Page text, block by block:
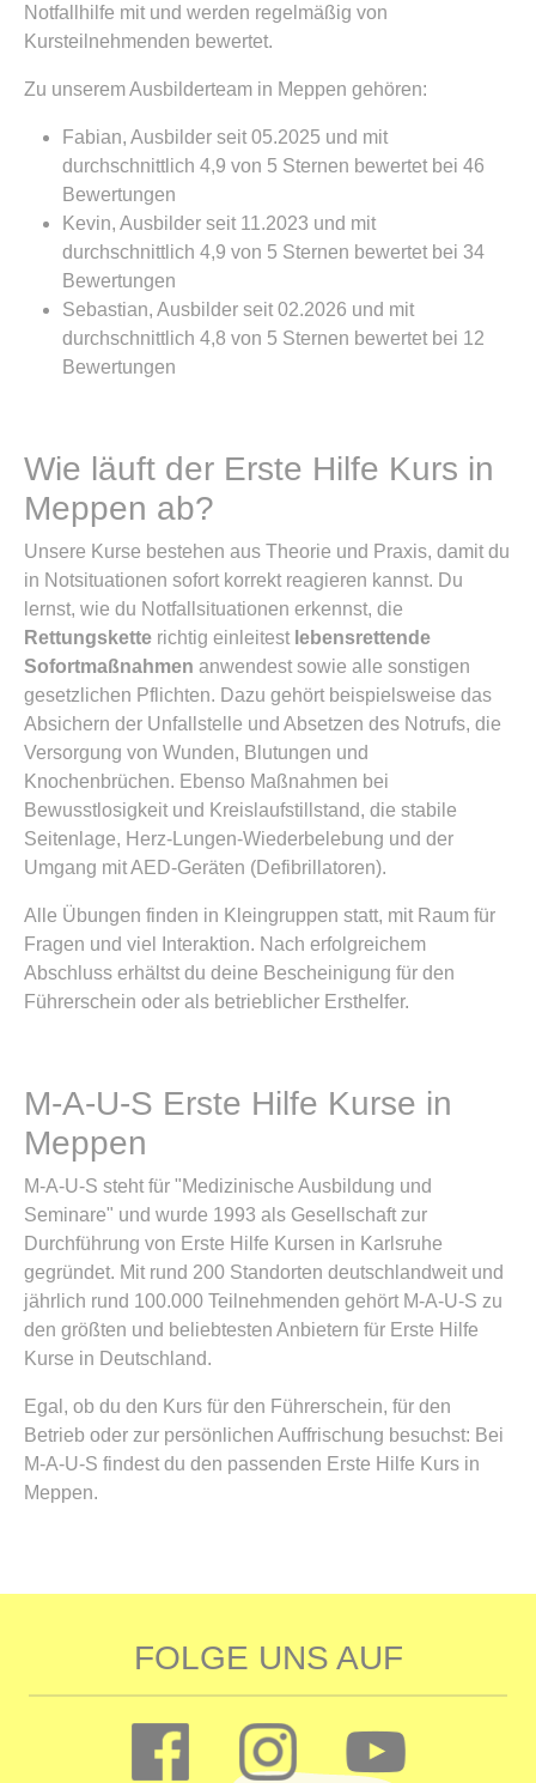
Notfallhilfe mit und werden regelmäßig von
Kursteilnehmenden bewertet.
Zu unserem Ausbilderteam in Meppen gehören:
Fabian, Ausbilder seit 05.2025 und mit
durchschnittlich 4,9 von 5 Sternen bewertet bei 46
Bewertungen
Kevin, Ausbilder seit 11.2023 und mit
durchschnittlich 4,9 von 5 Sternen bewertet bei 34
Bewertungen
Sebastian, Ausbilder seit 02.2026 und mit
durchschnittlich 4,8 von 5 Sternen bewertet bei 12
Bewertungen
Wie läuft der Erste Hilfe Kurs in
Meppen ab?
Unsere Kurse bestehen aus Theorie und Praxis, damit du
in Notsituationen sofort korrekt reagieren kannst. Du
lernst, wie du Notfallsituationen erkennst, die
Rettungskette richtig einleitest lebensrettende
Sofortmaßnahmen anwendest sowie alle sonstigen
gesetzlichen Pflichten. Dazu gehört beispielsweise das
Absichern der Unfallstelle und Absetzen des Notrufs, die
Versorgung von Wunden, Blutungen und
Knochenbrüchen. Ebenso Maßnahmen bei
Bewusstlosigkeit und Kreislaufstillstand, die stabile
Seitenlage, Herz-Lungen-Wiederbelebung und der
Umgang mit AED-Geräten (Defibrillatoren).
Alle Übungen finden in Kleingruppen statt, mit Raum für
Fragen und viel Interaktion. Nach erfolgreichem
Abschluss erhältst du deine Bescheinigung für den
Führerschein oder als betrieblicher Ersthelfer.
M-A-U-S Erste Hilfe Kurse in
Meppen
M-A-U-S steht für "Medizinische Ausbildung und
Seminare" und wurde 1993 als Gesellschaft zur
Durchführung von Erste Hilfe Kursen in Karlsruhe
gegründet. Mit rund 200 Standorten deutschlandweit und
jährlich rund 100.000 Teilnehmenden gehört M-A-U-S zu
den größten und beliebtesten Anbietern für Erste Hilfe
Kurse in Deutschland.
Egal, ob du den Kurs für den Führerschein, für den
Betrieb oder zur persönlichen Auffrischung besuchst: Bei
M-A-U-S findest du den passenden Erste Hilfe Kurs in
Meppen.
FOLGE UNS AUF